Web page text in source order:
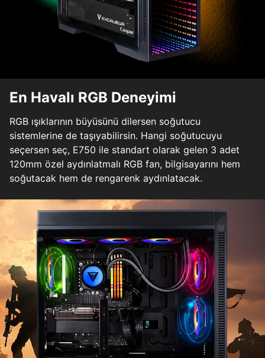
En Havalı RGB Deneyimi
RGB ışıklarının büyüsünü dilersen soğutucu
sistemlerine de taşıyabilirsin. Hangi soğutucuyu
seçersen seç, E750 ile standart olarak gelen 3 adet
120mm özel aydınlatmalı RGB fan, bilgisayarını hem
soğutacak hem de rengarenk aydınlatacak.